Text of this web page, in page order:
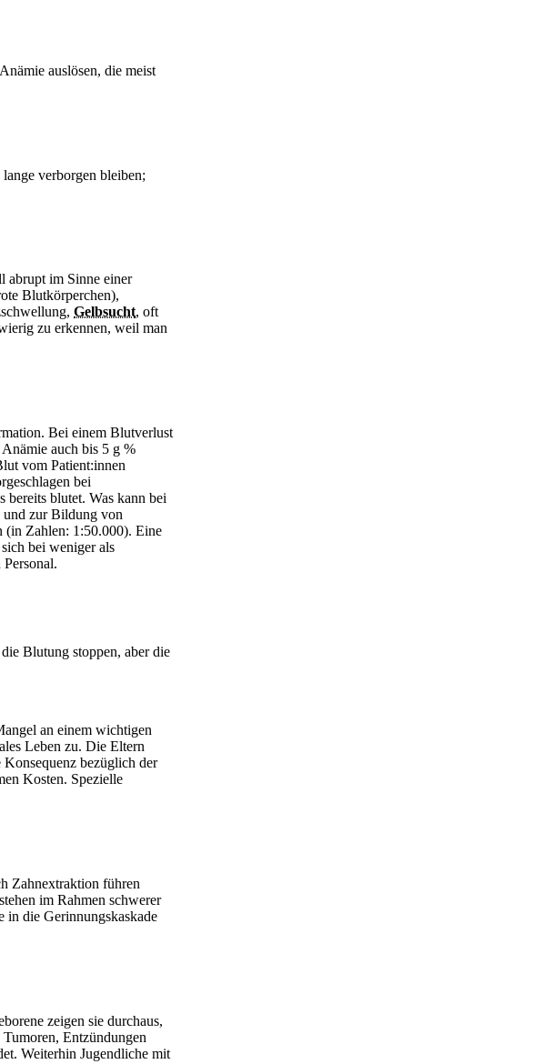
Anämie auslösen, die meist
verborgen bleiben;
abrupt im Sinne einer
Blutkörperchen),
Gelbsucht, oft
zu erkennen, weil man
Bei einem Blutverlust
Anämie auch bis 5 g %
vom Patient:innen
bei
bereits blutet. Was kann bei
und zur Bildung von
(in Zahlen: 1:50.000). Eine
bei weniger als
Blutung stoppen, aber die
an einem wichtigen
Leben zu. Die Eltern
bezüglich der
Kosten. Spezielle
Zahnextraktion führen
im Rahmen schwerer
in die Gerinnungskaskade
zeigen sie durchaus,
Entzündungen
Weiterhin Jugendliche mit